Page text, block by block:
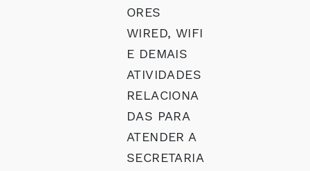
ORES
WIRED, WIFI
E DEMAIS
ATIVIDADES
RELACIONA
DAS PARA
ATENDER A
SECRETARIA